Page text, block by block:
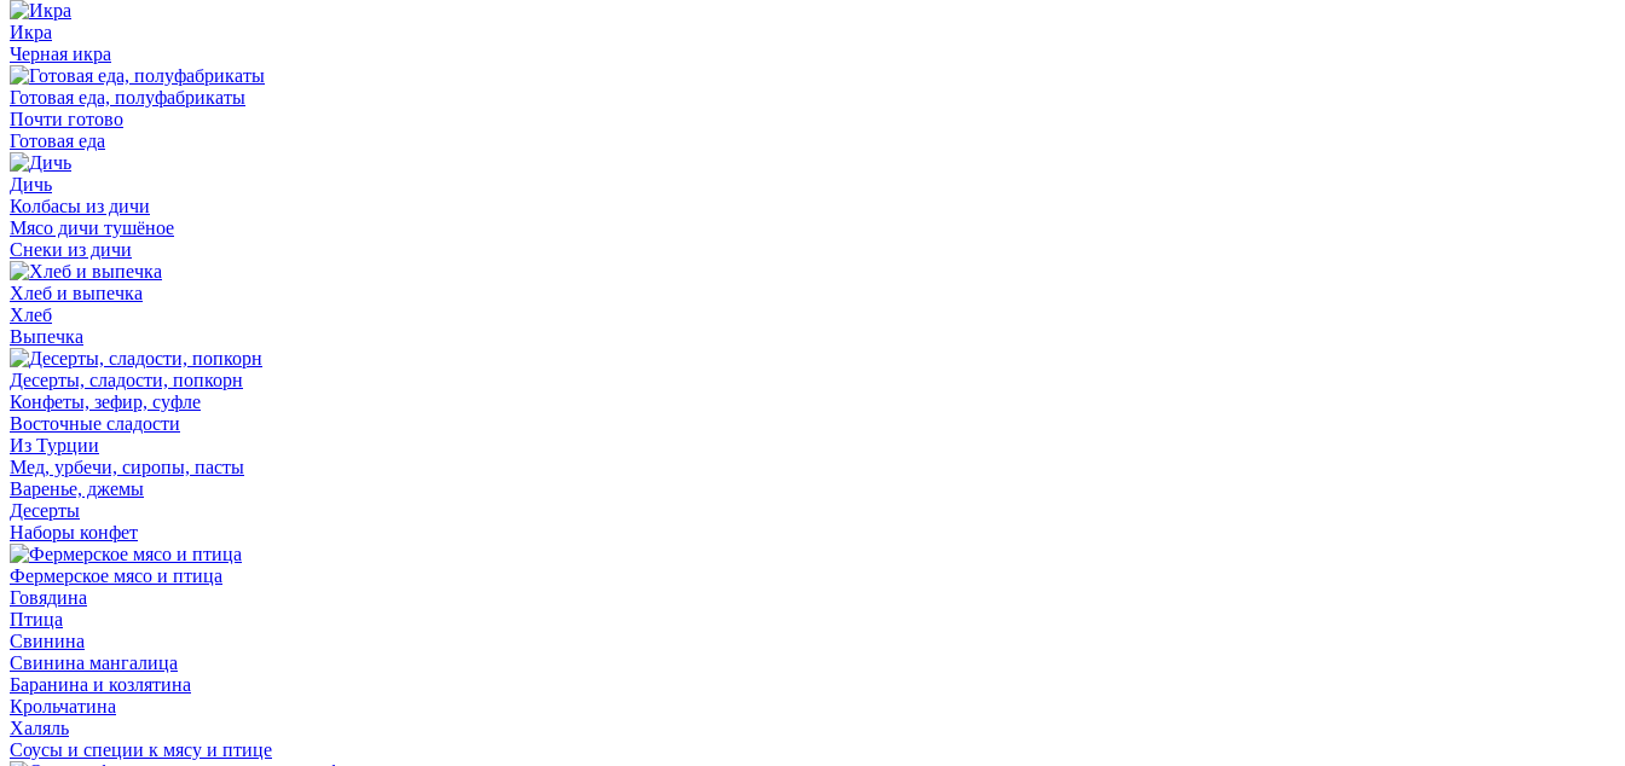
Икра
Черная икра
Готовая еда, полуфабрикаты
Почти готово
Готовая еда
Дичь
Колбасы из дичи
Мясо дичи тушёное
Снеки из дичи
Хлеб и выпечка
Хлеб
Выпечка
Десерты, сладости, попкорн
Конфеты, зефир, суфле
Восточные сладости
Из Турции
Мед, урбечи, сиропы, пасты
Варенье, джемы
Десерты
Наборы конфет
Фермерское мясо и птица
Говядина
Птица
Свинина
Свинина мангалица
Баранина и козлятина
Крольчатина
Халяль
Соусы и специи к мясу и птице